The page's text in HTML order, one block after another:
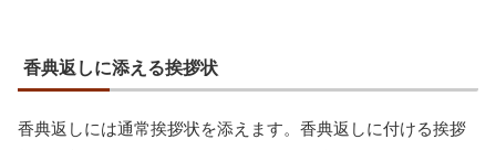
香典返しに添える挨拶状
香典返しには通常挨拶状を添えます。香典返しに付ける挨拶